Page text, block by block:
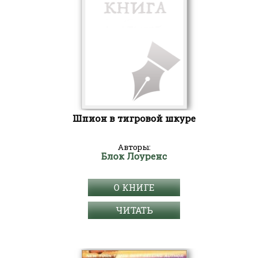
Шпион в тигровой шкуре
Авторы:
Блок Лоуренс
О КНИГЕ
ЧИТАТЬ